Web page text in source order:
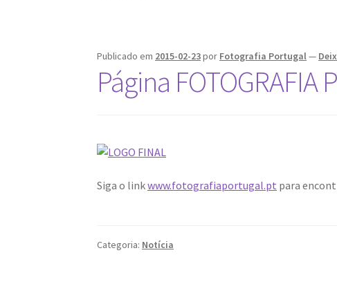
Publicado em 2015-02-23por Fotografia Portugal—
Página
Siga o linkwww.fotografiaportugal.pt para
Categoria: Notícia